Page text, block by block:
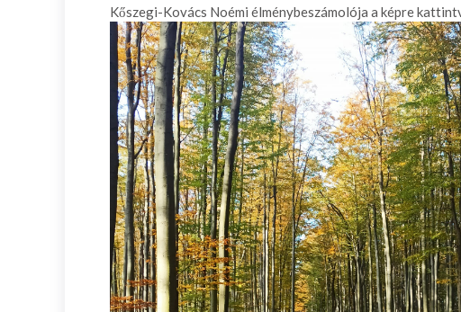
Kőszegi-Kovács Noémi élménybeszámolója a képre